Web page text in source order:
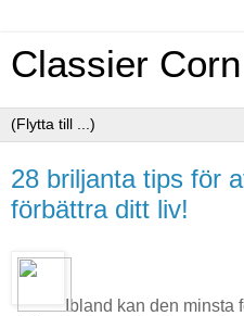
Classier Corn
28 briljanta tips för
förbättra ditt liv!
Ibland kan den